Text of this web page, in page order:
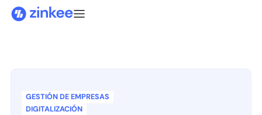
GESTIÓN DE EMPRESAS
DIGITALIZACIÓN